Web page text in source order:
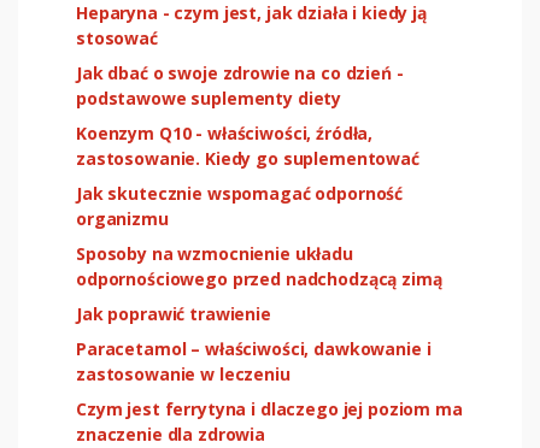
Heparyna - czym jest, jak działa i kiedy ją
stosować
Jak dbać o swoje zdrowie na co dzień -
podstawowe suplementy diety
Koenzym Q10 - właściwości, źródła,
zastosowanie. Kiedy go suplementować
Jak skutecznie wspomagać odporność
organizmu
Sposoby na wzmocnienie układu
odpornościowego przed nadchodzącą zimą
Jak poprawić trawienie
Paracetamol – właściwości, dawkowanie i
zastosowanie w leczeniu
Czym jest ferrytyna i dlaczego jej poziom ma
znaczenie dla zdrowia